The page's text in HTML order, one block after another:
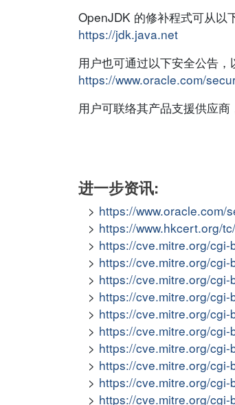
OpenJDK 的修补程式可从以
https://jdk.java.net
用户也可通过以下安全公告
https://www.oracle.com/
用户可联络其产品支援供应商
进一步资讯:
https://www.oracle.com/
https://www.hkcert.org/
https://cve.mitre.org/
https://cve.mitre.org/
https://cve.mitre.org/
https://cve.mitre.org/
https://cve.mitre.org/
https://cve.mitre.org/
https://cve.mitre.org/
https://cve.mitre.org/
https://cve.mitre.org/
https://cve.mitre.org/